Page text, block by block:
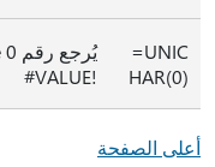
‎=UNIC
HAR(0)‎
‎#VALUE!‎
أعلى الصفحة